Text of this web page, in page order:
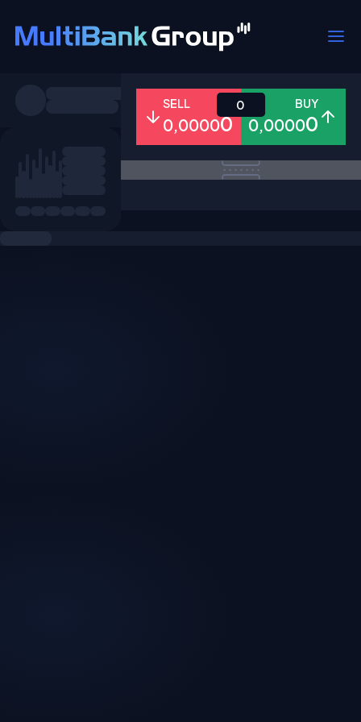
Todo Forex Metales
SELL
0,00000
BUY
0,00000
0